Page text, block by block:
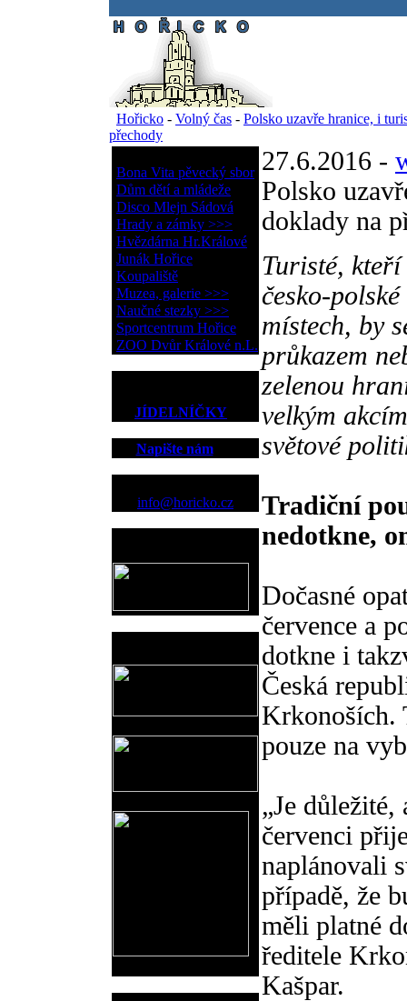
Hořicko - Volný čas - Polsko uzavře hranice, i
přechody
Bona Vita pěvecký sbor
Dům dětí a mládeže
Disco Mlejn Sádová
Hrady a zámky >>>
Hvězdárna Hr.Králové
Junák Hořice
Koupaliště
Muzea, galerie >>>
Naučné stezky >>>
Sportcentrum Hořice
ZOO Dvůr Králové n.L.
JÍDELNÍČKY
Napište nám
info@horicko.cz
27.6.2016 -
Polsko
doklady na
Turisté, kteří
česko-
místech, by
průkazem
zelenou
velkým
světové
Tradiční
nedotkne,
Dočasné
července a
dotkne i
Česká
Krkonoších.
pouze na
„Je
červenci
naplánovali
případě, že
měli platné
ředitele
Kašpar.